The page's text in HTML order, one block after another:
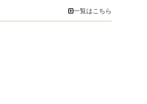
一覧はこちら